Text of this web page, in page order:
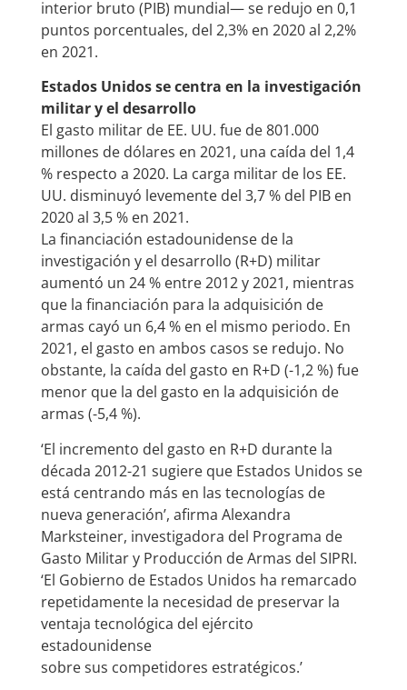
interior bruto (PIB) mundial— se redujo en 0,1
puntos porcentuales, del 2,3% en 2020 al 2,2%
en 2021.
Estados Unidos se centra en la investigación
militar y el desarrollo
El gasto militar de EE. UU. fue de 801.000
millones de dólares en 2021, una caída del 1,4
% respecto a 2020. La carga militar de los EE.
UU. disminuyó levemente del 3,7 % del PIB en
2020 al 3,5 % en 2021.
La financiación estadounidense de la
investigación y el desarrollo (R+D) militar
aumentó un 24 % entre 2012 y 2021, mientras
que la financiación para la adquisición de
armas cayó un 6,4 % en el mismo periodo. En
2021, el gasto en ambos casos se redujo. No
obstante, la caída del gasto en R+D (-1,2 %) fue
menor que la del gasto en la adquisición de
armas (-5,4 %).
‘El incremento del gasto en R+D durante la
década 2012-21 sugiere que Estados Unidos se
está centrando más en las tecnologías de
nueva generación’, afirma Alexandra
Marksteiner, investigadora del Programa de
Gasto Militar y Producción de Armas del SIPRI.
‘El Gobierno de Estados Unidos ha remarcado
repetidamente la necesidad de preservar la
ventaja tecnológica del ejército
estadounidense
sobre sus competidores estratégicos.’